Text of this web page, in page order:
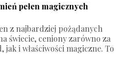
pełen magicznych
z najbardziej pożądanych
świecie, ceniony zarówno za
i właściwości magiczne. To